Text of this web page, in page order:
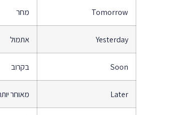
Tomorrow מחר
Yesterday אתמול
Soon בקרוב
Later מאוחר